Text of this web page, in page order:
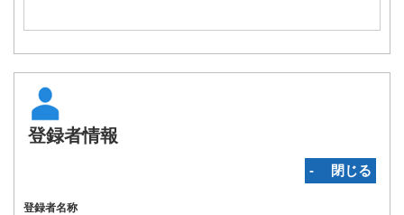
登録者情報
‐ 閉じる
登録者名称